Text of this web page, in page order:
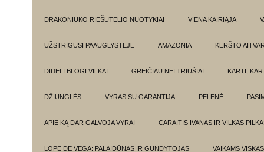
DRAKONIUKO RIEŠUTĖLIO NUOTYKIAI VIENA KAIRIĄJA
UŽSTRIGUSI PAAUGLYSTĖJE AMAZONIA KERŠTO
DIDELI BLOGI VILKAI GREIČIAU NEI TRIUŠIAI KARTI,
DŽIUNGLĖS VYRAS SU GARANTIJA PELENĖ
APIE KĄ DAR GALVOJA VYRAI CARAITIS IVANAS IR VILKAS
LOPE DE VEGA: PALAIDŪNAS IR GUNDYTOJAS VAIKAMS